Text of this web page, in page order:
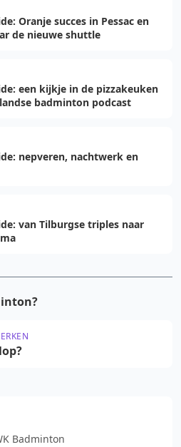
Oranje succes in Pessac en
de nieuwe shuttle
een kijkje in de pizzakeuken
badminton podcast
nepveren, nachtwerk en
van Tilburgse triples naar
Badminton